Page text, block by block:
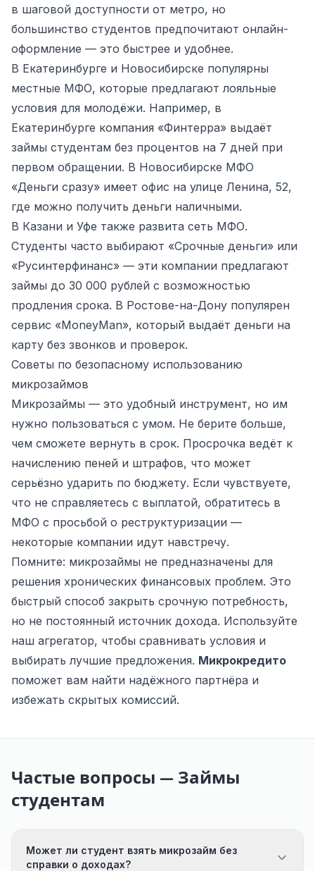
в шаговой доступности от метро, но
большинство студентов предпочитают онлайн-
оформление — это быстрее и удобнее.
В Екатеринбурге и Новосибирске популярны
местные МФО, которые предлагают лояльные
условия для молодёжи. Например, в
Екатеринбурге компания «Финтерра» выдаёт
займы студентам без процентов на 7 дней при
первом обращении. В Новосибирске МФО
«Деньги сразу» имеет офис на улице Ленина, 52,
где можно получить деньги наличными.
В Казани и Уфе также развита сеть МФО.
Студенты часто выбирают «Срочные деньги» или
«Русинтерфинанс» — эти компании предлагают
займы до 30 000 рублей с возможностью
продления срока. В Ростове-на-Дону популярен
сервис «MoneyMan», который выдаёт деньги на
карту без звонков и проверок.
Советы по безопасному использованию
микрозаймов
Микрозаймы — это удобный инструмент, но им
нужно пользоваться с умом. Не берите больше,
чем сможете вернуть в срок. Просрочка ведёт к
начислению пеней и штрафов, что может
серьёзно ударить по бюджету. Если чувствуете,
что не справляетесь с выплатой, обратитесь в
МФО с просьбой о реструктуризации —
некоторые компании идут навстречу.
Помните: микрозаймы не предназначены для
решения хронических финансовых проблем. Это
быстрый способ закрыть срочную потребность,
но не постоянный источник дохода. Используйте
наш агрегатор, чтобы сравнивать условия и
выбирать лучшие предложения. Микрокредито
поможет вам найти надёжного партнёра и
избежать скрытых комиссий.
Частые вопросы — Займы
студентам
Может ли студент взять микрозайм без
справки о доходах?